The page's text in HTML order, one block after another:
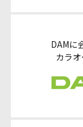
DAMに
カラオ